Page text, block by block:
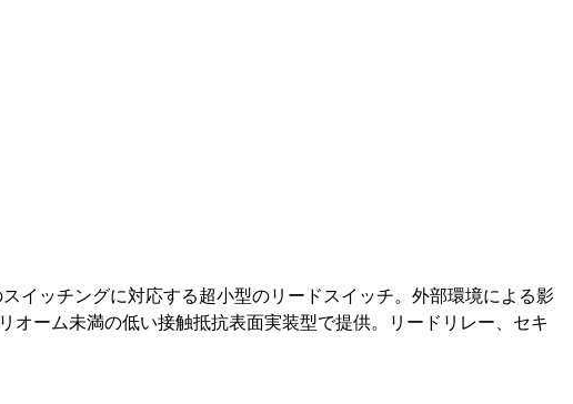
イッチングに対応する超小型のリードスイッチ。外部環境による影
オーム未満の低い接触抵抗表面実装型で提供。リードリレー、セキ